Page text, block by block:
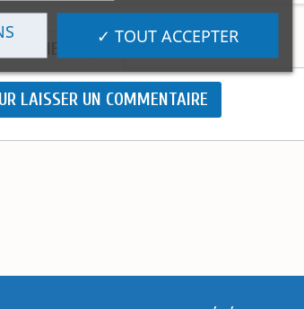
LAISSER UN COMMENTAIRE
✓ TOUT ACCEPTER